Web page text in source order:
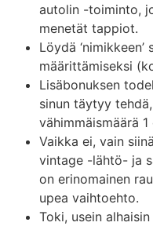
autolin -toiminto,
menetät tappiot.
Löydä
määrittämiseksi
Lisäbonuksen
sinun täytyy
vähimmäismäärä
Vaikka ei, vain
vintage -lähtö- ja
on erinomainen
upea vaihtoehto.
Toki, usein